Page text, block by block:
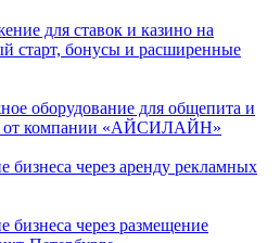
для ставок и казино на
старт, бонусы и расширенные
оборудование для общепита и
от компании «АЙСИЛАЙН»
через аренду рекламных
через размещение